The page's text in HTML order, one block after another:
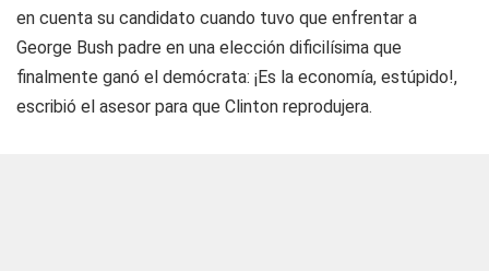
en cuenta su candidato cuando tuvo que enfrentar a
George Bush padre en una elección dificilísima que
finalmente ganó el demócrata: ¡Es la economía, estúpido!,
escribió el asesor para que Clinton reprodujera.